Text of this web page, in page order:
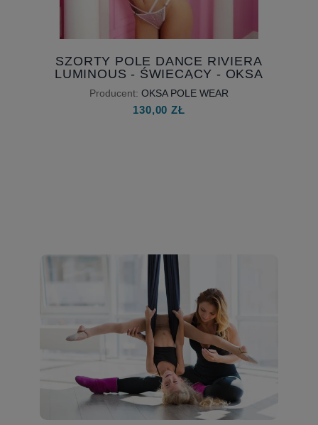
SZORTY POLE DANCE RIVIERA
LUMINOUS - ŚWIECĄCY - OKSA
POLE WEAR - DOSTĘPNE OD
RĘKI - ROZMIAR M
Producent: OKSA POLE WEAR
130,00 ZŁ